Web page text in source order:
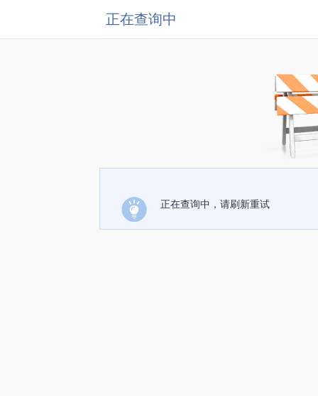
正在查询中
正在查询中，请刷新重试